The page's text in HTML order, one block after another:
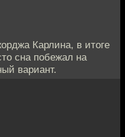
Карлина, в итоге
сна побежал на
вариант.